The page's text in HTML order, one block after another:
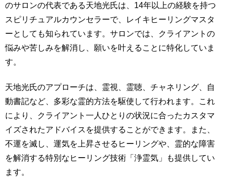
のサロンの代表である天地光氏は、14年以上の経験を持つ
スピリチュアルカウンセラーで、レイキヒーリングマスタ
ーとしても知られています。サロンでは、クライアントの
悩みや苦しみを解消し、願いを叶えることに特化していま
す。
天地光氏のアプローチは、霊視、霊聴、チャネリング、自
動書記など、多彩な霊的方法を駆使して行われます。これ
により、クライアント一人ひとりの状況に合ったカスタマ
イズされたアドバイスを提供することができます。また、
不運を滅し、運気を上昇させるヒーリングや、霊的な障害
を解消する特別なヒーリング技術「浄霊気」も提供してい
ます。